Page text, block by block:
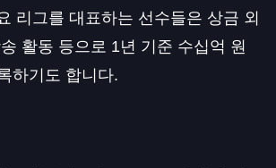
리그를 대표하는 선수들은 상금 외
활동 등으로 1년 기준 수십억 원
하기도 합니다.